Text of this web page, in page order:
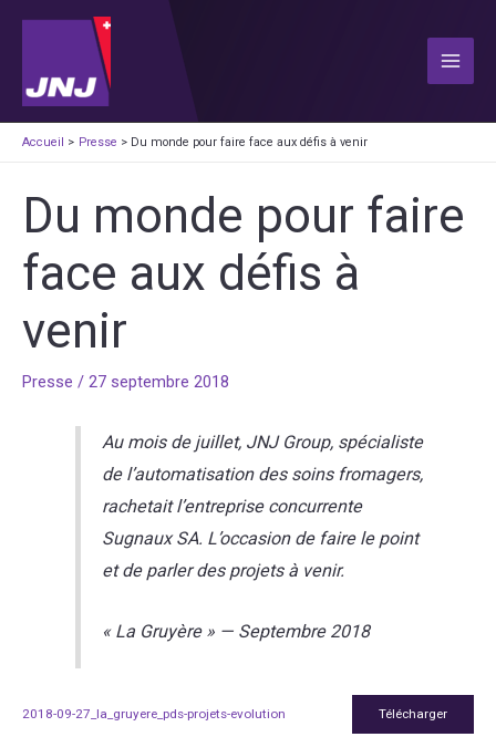
contenu
Main
Accueil Presse Du monde pour faire face aux défis à venir
Du monde pour faire
face aux défis à
venir
Presse / 27 septembre 2018
Au mois de juillet, JNJ Group, spécialiste
de l’automatisation des soins fromagers,
rachetait l’entreprise concurrente
Sugnaux SA. L’occasion de faire le point
et de parler des projets à venir.
« La Gruyère » — Septembre 2018
2018-09-27_la_gruyere_pds-projets-evolution Télécharger